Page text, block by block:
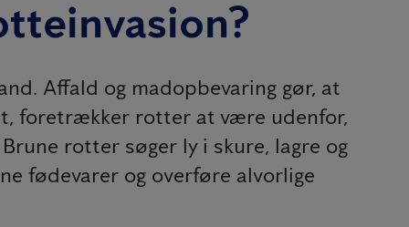
Affald og madopbevaring gør, at
foretrækker rotter at være udenfor,
rotter søger ly i skure, lagre og
fødevarer og overføre alvorlige